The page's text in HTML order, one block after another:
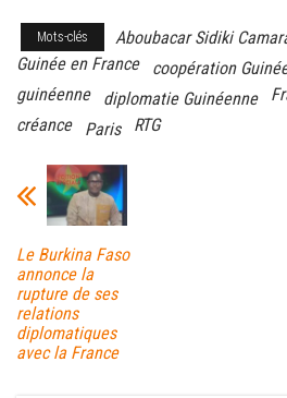
Mots-clés Aboubacar Sidiki
Guinée en France
coopération
guinéenne
diplomatie Guinéenne
créance
Paris RTG
Le Burkina Faso
annonce la
rupture de ses
relations
diplomatiques
avec la France